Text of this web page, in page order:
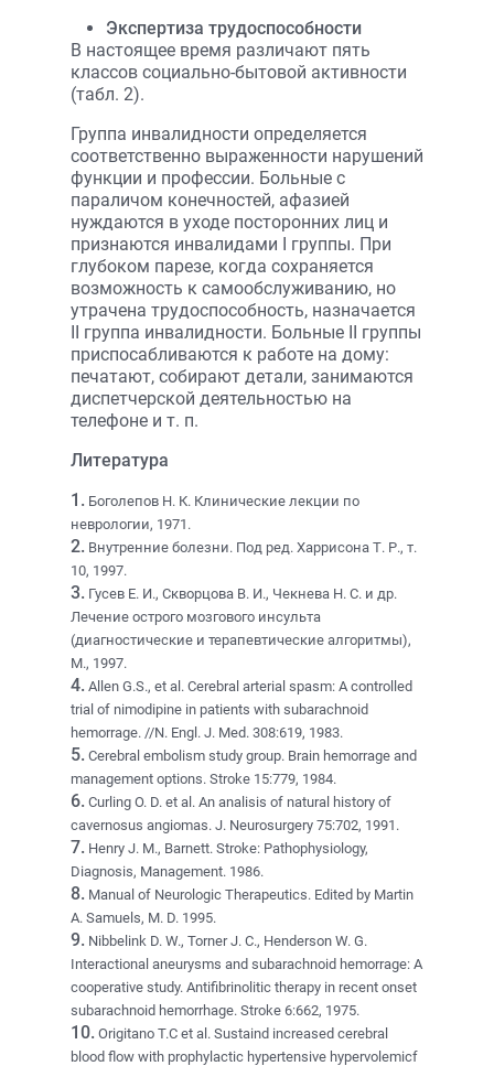
Экспертиза трудоспособности
В настоящее время различают пять
классов социально-бытовой активности
(табл. 2).
Группа инвалидности определяется
соответственно выраженности нарушений
функции и профессии. Больные с
параличом конечностей, афазией
нуждаются в уходе посторонних лиц и
признаются инвалидами I группы. При
глубоком парезе, когда сохраняется
возможность к самообслуживанию, но
утрачена трудоспособность, назначается
II группа инвалидности. Больные II группы
приспосабливаются к работе на дому:
печатают, собирают детали, занимаются
диспетчерской деятельностью на
телефоне и т. п.
Литература
1. Боголепов Н. К. Клинические лекции по
неврологии, 1971.
2. Внутренние болезни. Под ред. Харрисона Т. Р., т.
10, 1997.
3. Гусев Е. И., Скворцова В. И., Чекнева Н. С. и др.
Лечение острого мозгового инсульта
(диагностические и терапевтические алгоритмы),
М., 1997.
4. Allen G.S., et al. Cerebral arterial spasm: A controlled
trial of nimodipine in patients with subarachnoid
hemorrage. //N. Engl. J. Med. 308:619, 1983.
5. Cerebral embolism study group. Brain hemorrage and
management options. Stroke 15:779, 1984.
6. Curling O. D. et al. An analisis of natural history of
cavernosus angiomas. J. Neurosurgery 75:702, 1991.
7. Henry J. M., Barnett. Stroke: Pathophysiology,
Diagnosis, Management. 1986.
8. Manual of Neurologic Therapeutics. Edited by Martin
A. Samuels, M. D. 1995.
9. Nibbelink D. W., Torner J. C., Henderson W. G.
Interactional aneurysms and subarachnoid hemorrage: A
cooperative study. Antifibrinolitic therapy in recent onset
subarachnoid hemorrhage. Stroke 6:662, 1975.
10. Origitano T.C et al. Sustaind increased cerebral
blood flow with prophylactic hypertensive hypervolemicf